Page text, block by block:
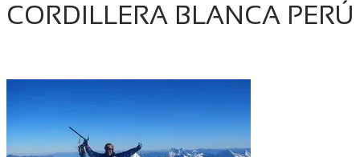
CORDILLERA BLANCA PERÚ